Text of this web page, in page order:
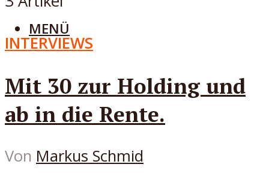
MENÜ
INTERVIEWS
Mit 30 zur Holding und
ab in die Rente.
Von Markus Schmid